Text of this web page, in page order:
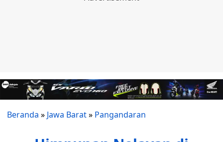
Beranda » Jawa Barat» Pangandaran